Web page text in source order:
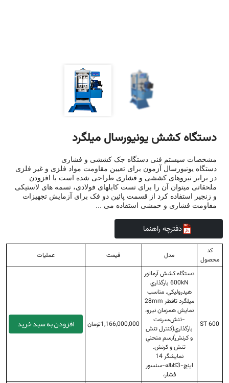
دستگاه کشش یونیورسال میلگرد
مشخصات سیستم فنی دستگاه جک کششی و فشاری
دستگاه یونیورسال آزمون برای تعیین مقاومت مواد فلزی و غیر فلزی
در برابر نیروهای کششی و فشاری طراحی شده است با افزودن
ملحقاتی میتوان آن را برای تست کابلهای فولادی، تسمه های لاستیکی
و زنجیر استفاده کرد از قسمت پائین دو فک برای آزمایش تجهیزات
مقاومت فشاری و خمشی استفاده می ...
دفترچه راهنما
کد
محصول
مدل قیمت عملیات
ST 600
دستگاه كشش آرماتور
600kN بارگذاري
هيدروليكي. مناسب
ميلگرد تاقطر 28mm
نمايش همزمان نيرو،
-تنش،سرعت
بارگذاري(كنترل تنش
و كرنش)رسم منحني
تنش و كرنش.
نمايشگر 14
اينچ-3كاناله-سنسور
فشار،
1,166,000,000تومان افزودن به سبد خرید